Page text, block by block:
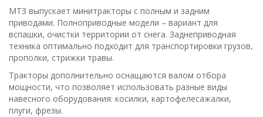
МТЗ выпускает минитракторы с полным и задним
приводами. Полноприводные модели – вариант для
вспашки, очистки территории от снега. Заднеприводная
техника оптимально подходит для транспортировки грузов,
прополки, стрижки травы.
Тракторы дополнительно оснащаются валом отбора
мощности, что позволяет использовать разные виды
навесного оборудования: косилки, картофелесажалки,
плуги, фрезы.